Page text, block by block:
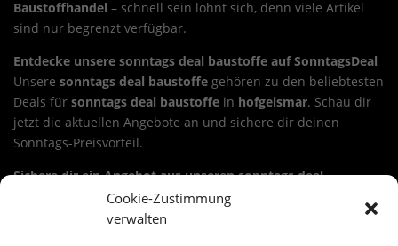
Cookie-Zustimmung
verwalten
Baustoffhandel – schnell sein lohnt sich, denn viele Artikel
sind nur begrenzt verfügbar.
Entdecke unsere sonntags deal baustoffe auf SonntagsDeal
Unsere sonntags deal baustoffe gehören zu den beliebtesten
Deals für sonntags deal baustoffe in hofgeismar. Schau dir
jetzt die aktuellen Angebote an und sichere dir deinen
Sonntags-Preisvorteil.
Sichere dir ein Angebot aus unseren sonntags deal
baustoffe in hofgeismar
Wähle deinen Deal, lege ihn in den Warenkorb und nutze die